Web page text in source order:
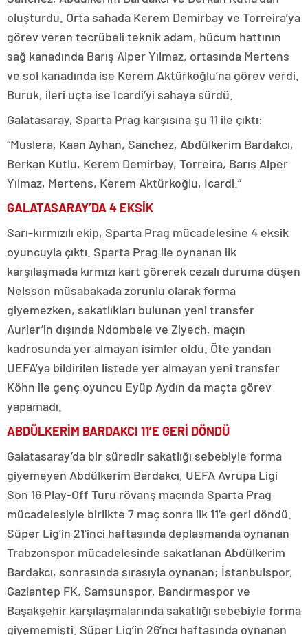
oluşturdu. Orta sahada Kerem Demirbay ve Torreira’ya
görev veren tecrübeli teknik adam, hücum hattının
sağ kanadında Barış Alper Yılmaz, ortasında Mertens
ve sol kanadında ise Kerem Aktürkoğlu’na görev verdi.
Buruk, ileri uçta ise Icardi’yi sahaya sürdü.
Galatasaray, Sparta Prag karşısına şu 11 ile çıktı:
“Muslera, Kaan Ayhan, Sanchez, Abdülkerim Bardakcı,
Berkan Kutlu, Kerem Demirbay, Torreira, Barış Alper
Yılmaz, Mertens, Kerem Aktürkoğlu, Icardi.”
GALATASARAY’DA 4 EKSİK
Sarı-kırmızılı ekip, Sparta Prag mücadelesine 4 eksik
oyuncuyla çıktı. Sparta Prag ile oynanan ilk
karşılaşmada kırmızı kart görerek cezalı duruma düşen
Nelsson müsabakada zorunlu olarak forma
giyemezken, sakatlıkları bulunan yeni transfer
Aurier’in dışında Ndombele ve Ziyech, maçın
kadrosunda yer almayan isimler oldu. Öte yandan
UEFA’ya bildirilen listede yer almayan yeni transfer
Köhn ile genç oyuncu Eyüp Aydın da maçta görev
yapamadı.
ABDÜLKERİM BARDAKCI 11’E GERİ DÖNDÜ
Galatasaray’da bir süredir sakatlığı sebebiyle forma
giyemeyen Abdülkerim Bardakcı, UEFA Avrupa Ligi
Son 16 Play-Off Turu rövanş maçında Sparta Prag
mücadelesiyle birlikte 7 maç sonra ilk 11’e geri döndü.
Süper Lig’in 21’inci haftasında deplasmanda oynanan
Trabzonspor mücadelesinde sakatlanan Abdülkerim
Bardakcı, sonrasında sırasıyla oynanan; İstanbulspor,
Gaziantep FK, Samsunspor, Bandırmaspor ve
Başakşehir karşılaşmalarında sakatlığı sebebiyle forma
giyememişti. Süper Lig’in 26’ncı haftasında oynanan